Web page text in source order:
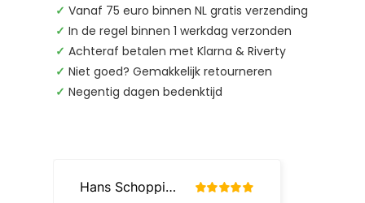
✓ Vanaf 75 euro binnen NL gratis verzending
✓ In de regel binnen 1 werkdag verzonden
✓ Achteraf betalen met Klarna & Riverty
✓ Niet goed? Gemakkelijk retourneren
✓ Negentig dagen bedenktijd